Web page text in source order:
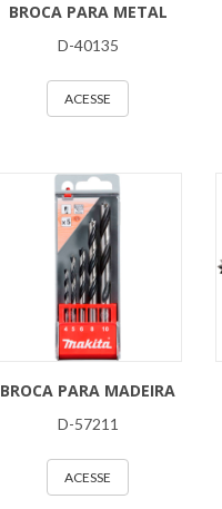
BROCA PARA METAL
D-40135
ACESSE
BROCA PARA MADEIRA
D-57211
ACESSE